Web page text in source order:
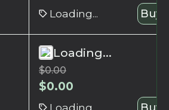
Loading... Buy
Loading...
$0.00
$0.00
Loading... Buy